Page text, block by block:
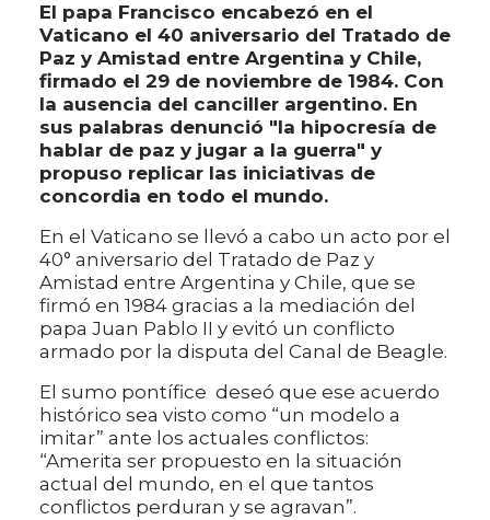
El papa Francisco encabezó en el
Vaticano el 40 aniversario del Tratado de
Paz y Amistad entre Argentina y Chile,
firmado el 29 de noviembre de 1984. Con
la ausencia del canciller argentino. En
sus palabras denunció "la hipocresía de
hablar de paz y jugar a la guerra" y
propuso replicar las iniciativas de
concordia en todo el mundo.
En el Vaticano se llevó a cabo un acto por el
40° aniversario del Tratado de Paz y
Amistad entre Argentina y Chile, que se
firmó en 1984 gracias a la mediación del
papa Juan Pablo II y evitó un conflicto
armado por la disputa del Canal de Beagle.
El sumo pontífice deseó que ese acuerdo
histórico sea visto como “un modelo a
imitar” ante los actuales conflictos:
“Amerita ser propuesto en la situación
actual del mundo, en el que tantos
conflictos perduran y se agravan”.